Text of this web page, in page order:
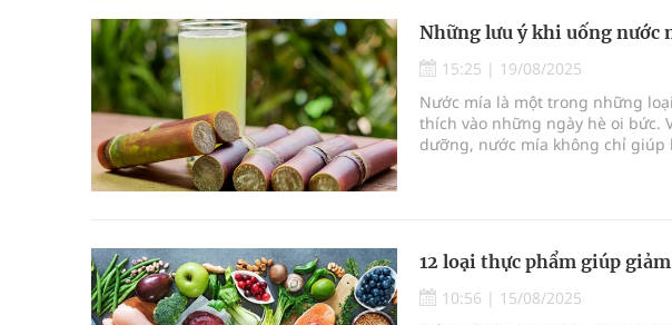
"Nền kinh tế bạc" có thể trở thành động lực tăng trưởng mới của Việt
Quảng Trị: Phát huy vai trò của chính quyền địa phương hai cấp trong
bảo vệ sức khỏe Nhân dân
Không chỉ cắt tóc, Đông Tây Barbershop dành nguồn lực cho môi trường
cầu
Những lưu ý khi uống nước
15:25 | 19/08/2025
Nước mía là một trong những
thích vào những ngày hè oi bức.
dưỡng, nước mía không chỉ
12 loại thực phẩm giúp
10:56 | 15/08/2025